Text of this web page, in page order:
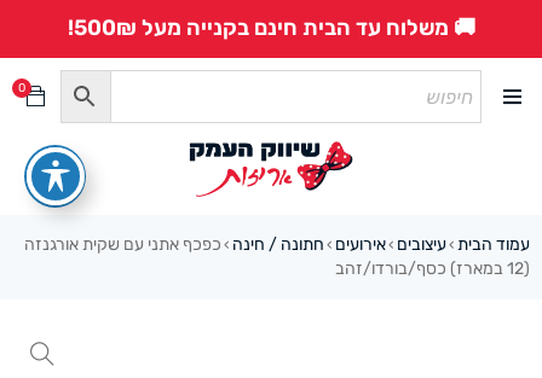
🚚 משלוח עד הבית חינם בקנייה מעל 500₪!
0
עמוד הבית ›עיצובים ›אירועים › חתונה / חינה › כפכף אתני עם שקית אורגנזה
(12 במארז) כסף/בורדו/זהב